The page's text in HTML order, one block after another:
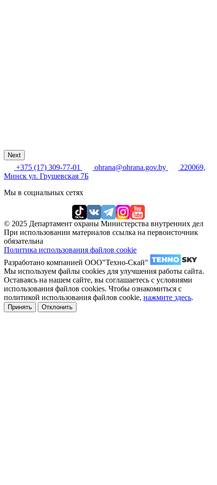
Next
+375 (17) 309-77-01 ohrana@ohrana.gov.by
220069,
Минск ул. Грушевская 7Б
Мы в социальных сетях
© 2025 Департамент охраны Министерства внутренних дел
При использовании материалов ссылка на первоисточник
обязательна
Политика использования файлов cookie
Разработано компанией ООО"Техно-Скай"
Мы используем файлы cookies для улучшения работы сайта.
Оставаясь на нашем сайте, вы соглашаетесь с условиями
использования файлов cookies. Чтобы ознакомиться с
политикой использования файлов cookie, нажмите здесь.
Принять Отклонить